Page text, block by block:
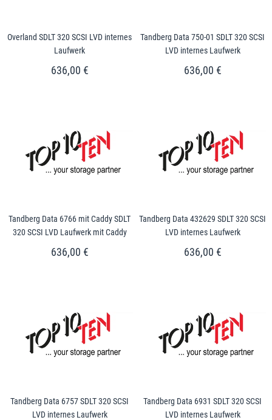
Overland SDLT 320 SCSI LVD internes
Laufwerk
636,00 €
Tandberg Data 750-01 SDLT 320 SCSI
LVD internes Laufwerk
636,00 €
Tandberg Data 6766 mit Caddy SDLT
320 SCSI LVD Laufwerk mit Caddy
636,00 €
Tandberg Data 432629 SDLT 320 SCSI
LVD internes Laufwerk
636,00 €
Tandberg Data 6757 SDLT 320 SCSI
LVD internes Laufwerk
Tandberg Data 6931 SDLT 320 SCSI
LVD internes Laufwerk